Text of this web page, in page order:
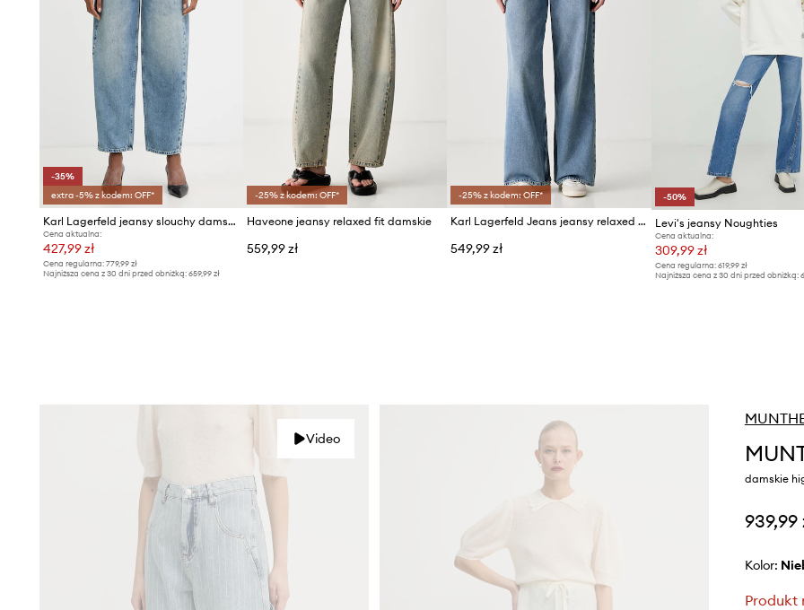
-35%
extra -5% z kodem: OFF*
Karl Lagerfeld jeansy slouchy damskie
Cena aktualna:
427,99 zł
Cena regularna: 779,99 zł
Najniższa cena z 30 dni przed obniżką: 659,99 zł
-25% z kodem: OFF*
Haveone jeansy relaxed fit damskie
559,99 zł
-25% z kodem: OFF*
Karl Lagerfeld Jeans jeansy relaxed fit damskie
549,99 zł
-50%
Levi's jeansy Noughties
Cena aktualna:
309,99 zł
Cena regularna: 619,99 zł
Najniższa cena z 30 dni przed obniżką:
Video
damskie
939,99
Kolor:
Produkt